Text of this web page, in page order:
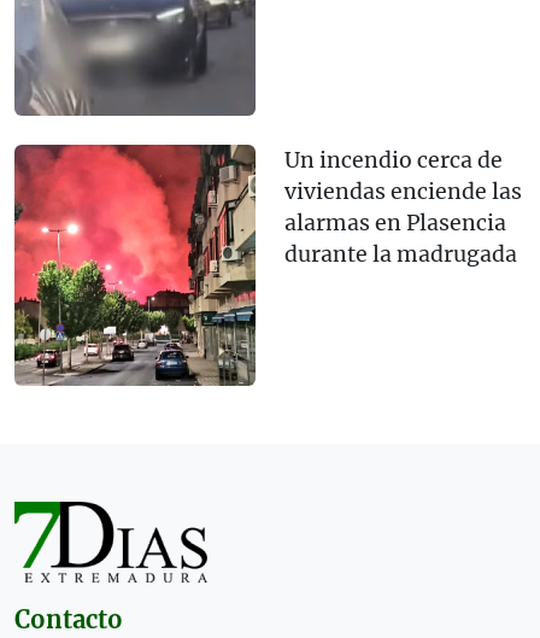
Un incendio cerca de
viviendas enciende las
alarmas en Plasencia
durante la madrugada
Contacto